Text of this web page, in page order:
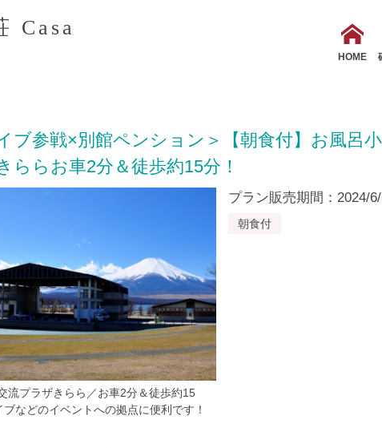
Casa
HOME
ブ参戦×別館ペンション＞【朝食付】お風呂
ららお車2分＆徒歩約15分！
流プラザきらら／お車2分＆徒歩約15
ブなどのイベントへの拠点に便利です！
プラン販売期間：2024/
朝食付